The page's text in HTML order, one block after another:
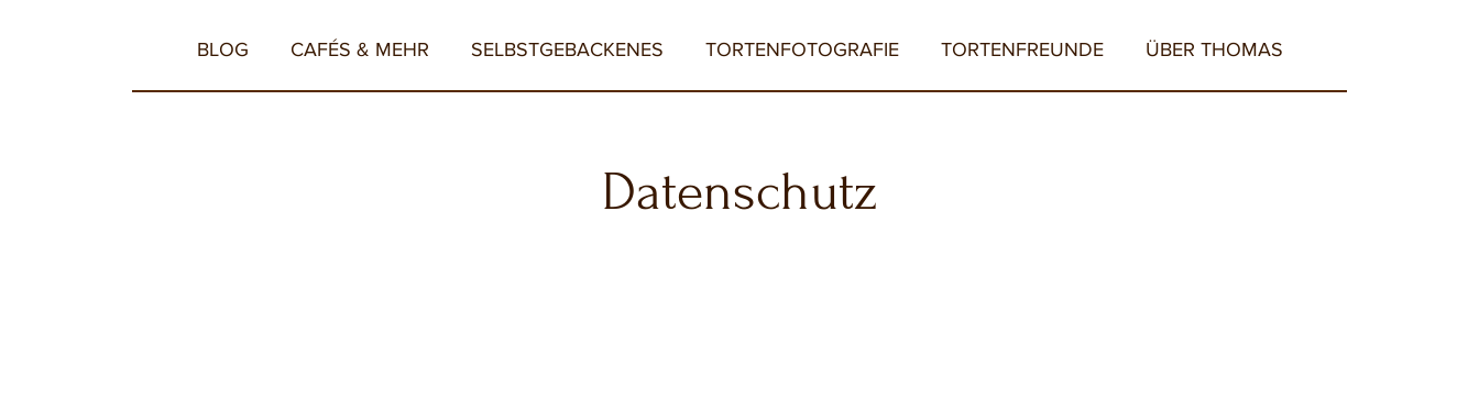
BLOG CAFÉS & MEHR SELBSTGEBACKENES TORTENFOTOGRAFIE TORTENFREUNDE ÜBER THOMAS
Datenschutz